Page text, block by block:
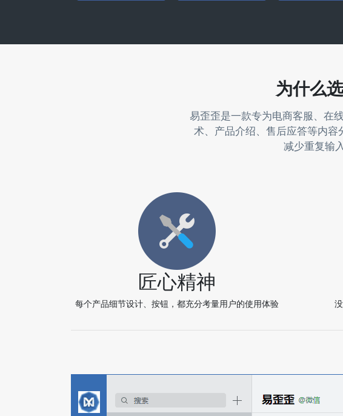
为什么
易歪歪是一款专为电商客服、在
术、产品介绍、售后应答等内容
减少重复输
匠心精神
每个产品细节设计、按钮，都充分考量用户的使用体验